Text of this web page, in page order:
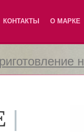
КОНТАКТЫ О МАРКЕ
|